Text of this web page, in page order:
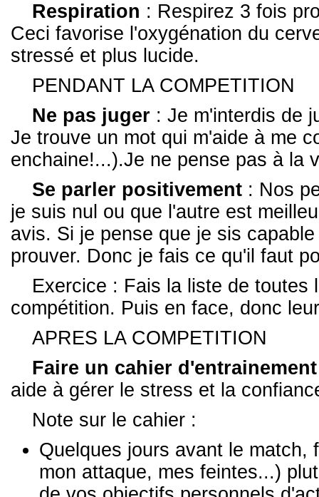
Respiration : Respirez 3 fois
Ceci favorise l'oxygénation du
stressé et plus lucide.
PENDANT LA COMPETITION
Ne pas juger : Je m'interdis de
Je trouve un mot qui m'aide à me
enchaine!...).Je ne pense pas à la
Se parler positivement : Nos
je suis nul ou que l'autre est
avis. Si je pense que je sis
prouver. Donc je fais ce qu'il faut
Exercice : Fais la liste de toutes
compétition. Puis en face, donc
APRES LA COMPETITION
Faire un cahier d'entrainement
aide à gérer le stress et la
Note sur le cahier :
Quelques jours avant le match,
mon attaque, mes feintes...)